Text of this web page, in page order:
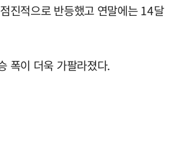
진적으로 반등했고 연말에는 14달
폭이 더욱 가팔라졌다.